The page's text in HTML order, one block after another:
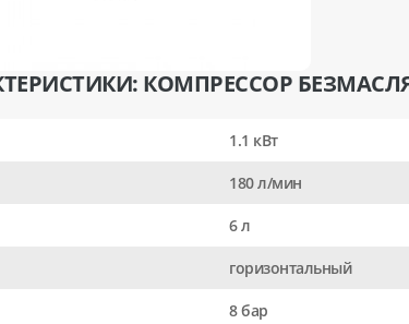
КОМПРЕССОР
1.1 кВт
180 л/мин
6 л
горизонтальный
8 бар